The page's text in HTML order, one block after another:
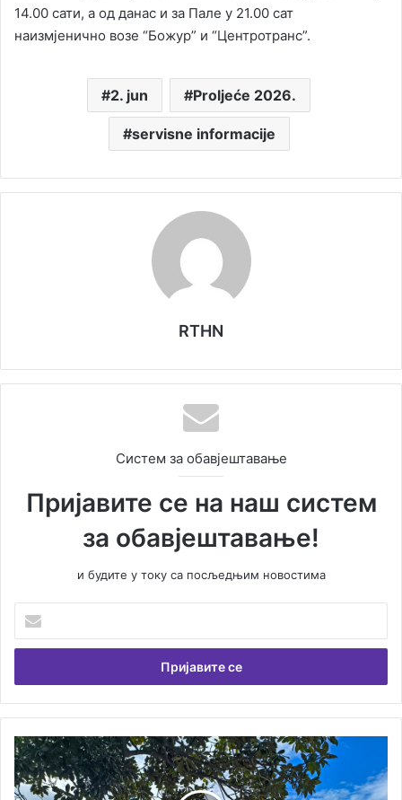
14.00 сати, а од данас и за Пале у 21.00 сат
наизмјенично возе “Божур” и “Центротранс”.
2. jun Proljeće 2026.
servisne informacije
RTHN
Систем за обавјештавање
Пријавите се на наш систем
за обавјештавање!
и будите у току са посљедњим новостима
е
и
т
В
а
ш
Д
о
б